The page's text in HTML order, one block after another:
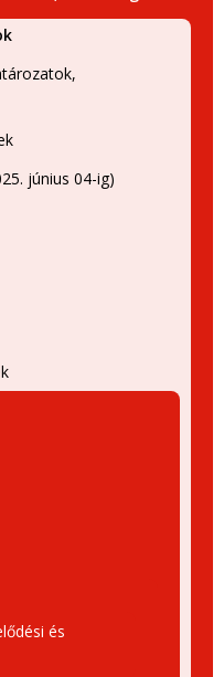
június 04-ig)
és